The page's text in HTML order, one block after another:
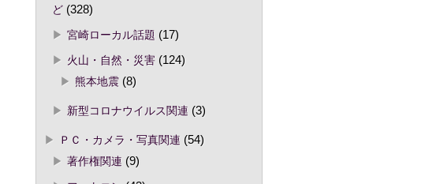
ど(328)
宮崎ローカル話題 (17)
火山・自然・災害(124)
熊本地震(8)
新型コロナウイルス関連 (3)
ＰＣ・カメラ・写真関連 (54)
著作権関連 (9)